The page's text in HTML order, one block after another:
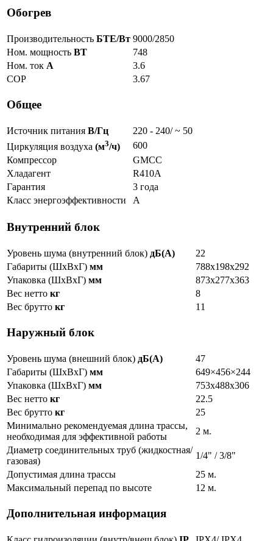
Обогрев
Производительность БТЕ/Вт 9000/2850
Ном. мощность ВТ
748
Ном. ток А
3.6
COP
3.67
Общее
Источник питания В/Гц
220 - 240/ ~ 50
Циркуляция воздуха (м3/ч)
600
Компрессор
GMCC
Хладагент
R410A
Гарантия
3 года
Класс энергоэффективности
A
Внутренний блок
Уровень шума (внутренний блок) дБ(А)
22
Габариты (ШxВxГ) мм
788х198х292
Упаковка (ШxВxГ) мм
873х277х363
Вес нетто кг
8
Вес брутто кг 11
Наружный блок
Уровень шума (внешний блок) дБ(А)
47
Габариты (ШxВxГ) мм
649×456×244
Упаковка (ШxВxГ) мм
753х488х306
Вес нетто кг
22.5
Вес брутто кг
25
Минимально рекомендуемая длина трассы,
необходимая для эффективной работы
2 м.
Диаметр соединительных труб (жидкостная/
газовая)
1/4" / 3/8"
Допустимая длина трассы
25 м.
Максимальный перепад по высоте
12 м.
Дополнительная информация